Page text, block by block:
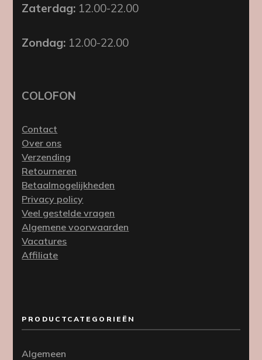
Zaterdag: 12.00-22.00
Zondag: 12.00-22.00
COLOFON
Contact
Over ons
Verzending
Retourneren
Betaalmogelijkheden
Privacy policy
Veel gestelde vragen
Algemene voorwaarden
Vacatures
Affiliate
PRODUCTCATEGORIEËN
Algemeen